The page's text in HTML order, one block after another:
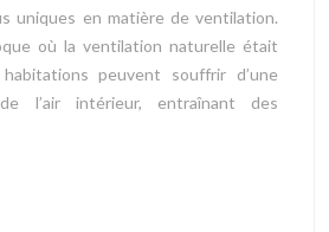
uniques en matière de ventilation.
où la ventilation naturelle était
peuvent souffrir d’une
l’air intérieur, entraînant des